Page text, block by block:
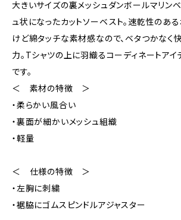
大きいサイズの裏メッシュダンボールマリン
ュ状になったカットソーベスト。速乾性のあ
けど綿タッチな素材感なので、ベタつかな
力。Tシャツの上に羽織るコーディネートアイ
です。
＜ 素材の特徴 ＞
・柔らかい風合い
・裏面が細かいメッシュ組織
・軽量
＜ 仕様の特徴 ＞
・左胸に刺繍
・裾脇にゴムスピンドルアジャスター